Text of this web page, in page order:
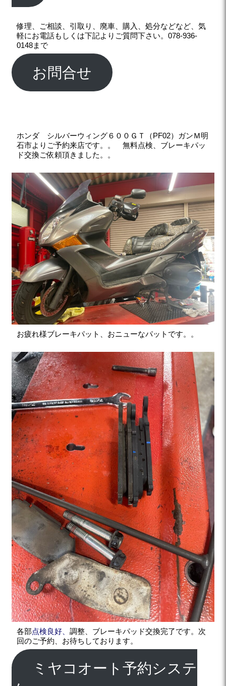
修理、ご相談、引取り、廃車、購入、処分などなど、気
軽にお電話もしくは下記よりご質問下さい。078-936-
0148まで
お問合せ
ホンダ シルバーウィング６００ＧＴ（PF02）ガンＭ明
石市よりご予約来店です。。
無料点検、ブレーキパッ
ド交換ご依頼頂きました。。
お疲れ様ブレーキパット、おニューなパットです。。
各部点検良好、調整、ブレーキパッド交換完了です。次
回のご予約、お待ちしております。
ミヤコオート予約システ